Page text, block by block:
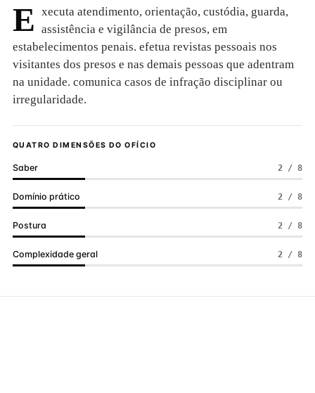
E xecuta atendimento, orientação, custódia, guarda,
assistência e vigilância de presos, em
estabelecimentos penais. efetua revistas pessoais nos
visitantes dos presos e nas demais pessoas que adentram
na unidade. comunica casos de infração disciplinar ou
irregularidade.
QUATRO DIMENSÕES DO OFÍCIO
Saber 2 / 8
Domínio prático 2 / 8
Postura 2 / 8
Complexidade geral 2 / 8